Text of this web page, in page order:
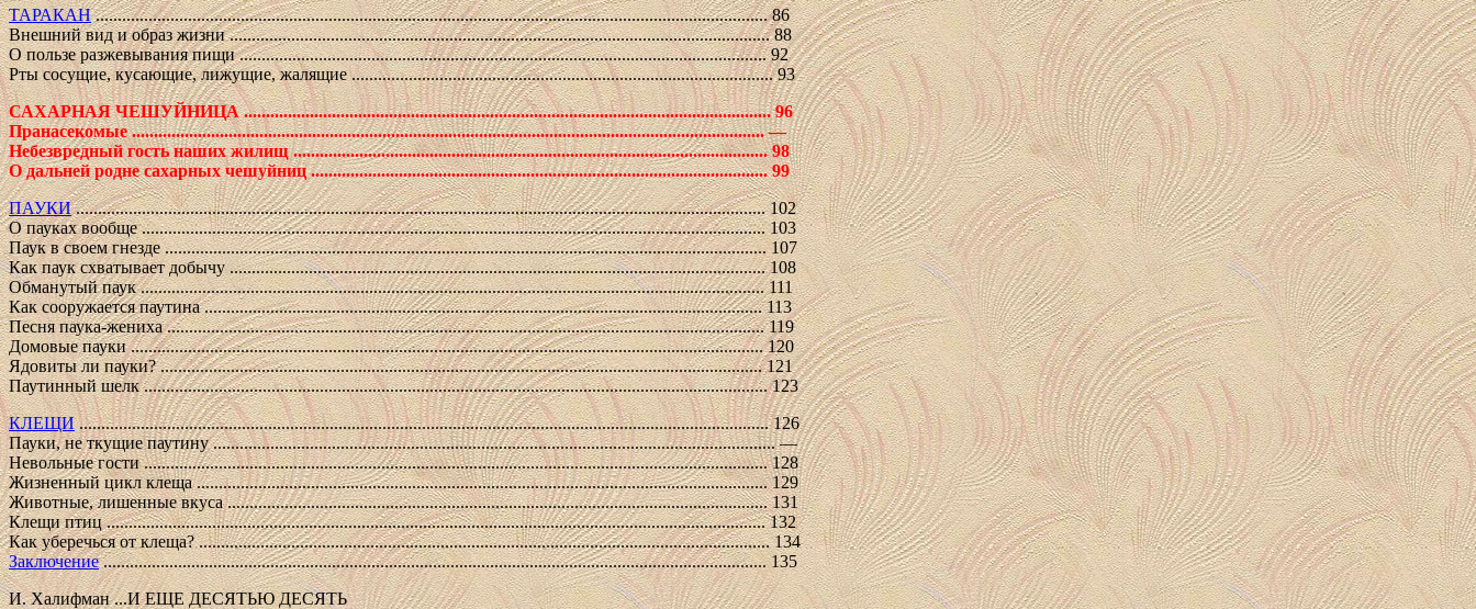
ТАРАКАН......................................................................................................................................................... 86
Внешний вид и образ жизни ........................................................................................................................... 88
О пользе разжевывания пищи ........................................................................................................................ 92
Рты сосущие, кусающие, лижущие, жалящие ................................................................................................ 93
САХАРНАЯ ЧЕШУЙНИЦА ........................................................................................................................ 96
Пранасекомые ................................................................................................................................................ —
Небезвредный гость наших жилищ ............................................................................................................ 98
О дальней родне сахарных чешуйниц ........................................................................................................ 99
ПАУКИ............................................................................................................................................................. 102
О пауках вообще .............................................................................................................................................. 103
Паук в своем гнезде ......................................................................................................................................... 107
Как паук схватывает добычу .......................................................................................................................... 108
Обманутый паук .............................................................................................................................................. 111
Как сооружается паутина ............................................................................................................................... 113
Песня паука-жениха ........................................................................................................................................ 119
Домовые пауки ................................................................................................................................................ 120
Ядовиты ли пауки? ......................................................................................................................................... 121
Паутинный шелк .............................................................................................................................................. 123
КЛЕЩИ............................................................................................................................................................. 126
Пауки, не ткущие паутину ................................................................................................................................ —
Невольные гости .............................................................................................................................................. 128
Жизненный цикл клеща .................................................................................................................................. 129
Животные, лишенные вкуса ........................................................................................................................... 131
Клещи птиц ...................................................................................................................................................... 132
Как уберечься от клеща? .................................................................................................................................. 134
Заключение....................................................................................................................................................... 135
И. Халифман ...И ЕЩЕ ДЕСЯТЬЮ ДЕСЯТЬ